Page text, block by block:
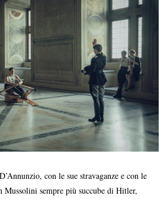
con le sue stravaganze e con le
sempre più succube di Hitler,